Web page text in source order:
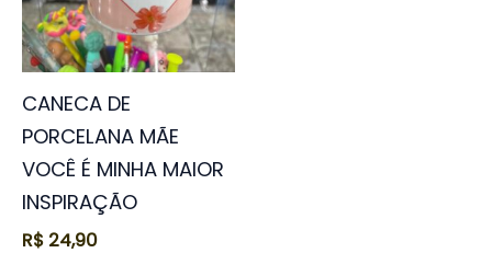
CANECA DE
PORCELANA MÃE
VOCÊ É MINHA MAIOR
INSPIRAÇÃO
R$ 24,90